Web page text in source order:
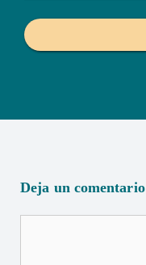
Deja un comentario